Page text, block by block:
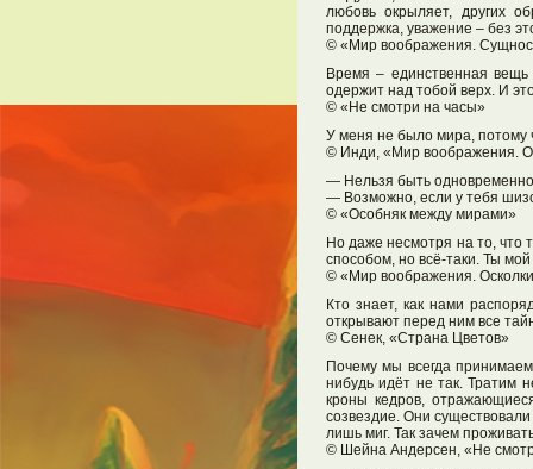
любовь окрыляет, других
поддержка, уважение – без
© «Мир воображения.
Время – единственная
одержит над тобой верх. И
© «Не смотри на часы»
У меня не было мира, потому
© Инди, «Мир воображения.
— Нельзя быть
— Возможно, если у тебя
© «Особняк между мирами»
Но даже несмотря на то, что
способом, но всё-таки. Ты мой
© «Мир воображения.
Кто знает, как нами
открывают перед ним все
© Сенек, «Страна Цветов»
Почему мы всегда
нибудь идёт не так. Тратим
кроны кедров,
созвездие. Они
лишь миг. Так зачем
© Шейна Андерсен, «Не